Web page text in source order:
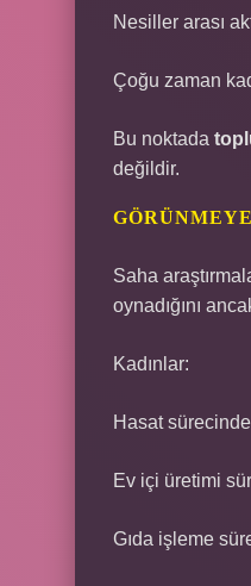
Nesiller arası
Çoğu zaman
Bu noktada
değildir.
Saha
oynadığını
Kadınlar:
Hasat
Ev içi üretimi
Gıda işleme